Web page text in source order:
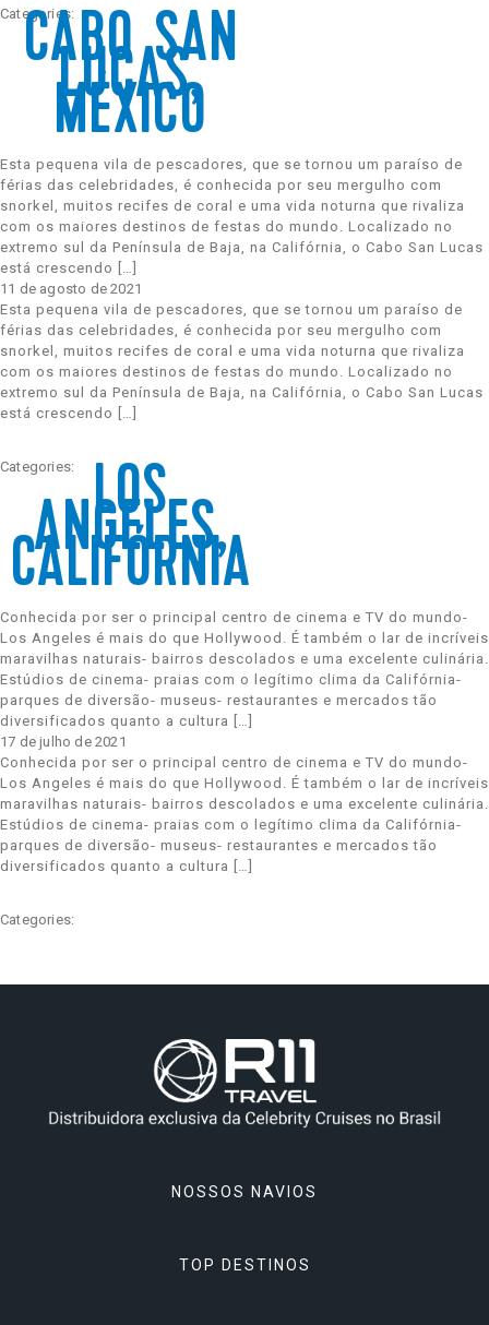
Categories:
CABO SAN
LUCAS,
MÉXICO
Esta pequena vila de pescadores, que se tornou um paraíso de
férias das celebridades, é conhecida por seu mergulho com
snorkel, muitos recifes de coral e uma vida noturna que rivaliza
com os maiores destinos de festas do mundo. Localizado no
extremo sul da Península de Baja, na Califórnia, o Cabo San Lucas
está crescendo […]
11 de agosto de 2021
Esta pequena vila de pescadores, que se tornou um paraíso de
férias das celebridades, é conhecida por seu mergulho com
snorkel, muitos recifes de coral e uma vida noturna que rivaliza
com os maiores destinos de festas do mundo. Localizado no
extremo sul da Península de Baja, na Califórnia, o Cabo San Lucas
está crescendo […]
Categories: LOS
ANGELES,
CALIFÓRNIA
Conhecida por ser o principal centro de cinema e TV do mundo-
Los Angeles é mais do que Hollywood. É também o lar de incríveis
maravilhas naturais- bairros descolados e uma excelente culinária.
Estúdios de cinema- praias com o legítimo clima da Califórnia-
parques de diversão- museus- restaurantes e mercados tão
diversificados quanto a cultura […]
17 de julho de 2021
Conhecida por ser o principal centro de cinema e TV do mundo-
Los Angeles é mais do que Hollywood. É também o lar de incríveis
maravilhas naturais- bairros descolados e uma excelente culinária.
Estúdios de cinema- praias com o legítimo clima da Califórnia-
parques de diversão- museus- restaurantes e mercados tão
diversificados quanto a cultura […]
Categories:
NOSSOS NAVIOS
Celebrity Apex
TOP DESTINOS